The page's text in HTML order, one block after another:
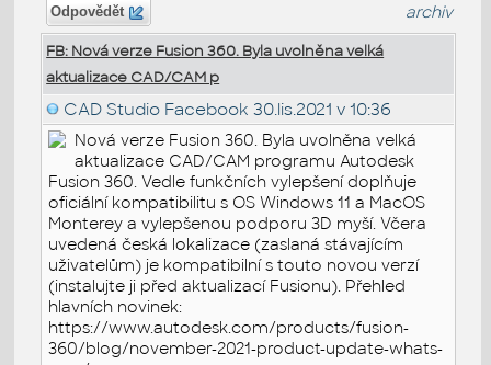
Odpovědět archiv
FB: Nová verze Fusion 360. Byla uvolněna velká
aktualizace CAD/CAM p
CAD Studio Facebook 30.lis.2021 v 10:36
Nová verze Fusion 360. Byla uvolněna velká
aktualizace CAD/CAM programu Autodesk
Fusion 360. Vedle funkčních vylepšení doplňuje
oficiální kompatibilitu s OS Windows 11 a MacOS
Monterey a vylepšenou podporu 3D myší. Včera
uvedená česká lokalizace (zaslaná stávajícím
uživatelům) je kompatibilní s touto novou verzí
(instalujte ji před aktualizací Fusionu). Přehled
hlavních novinek:
https://www.autodesk.com/products/fusion-
360/blog/november-2021-product-update-whats-